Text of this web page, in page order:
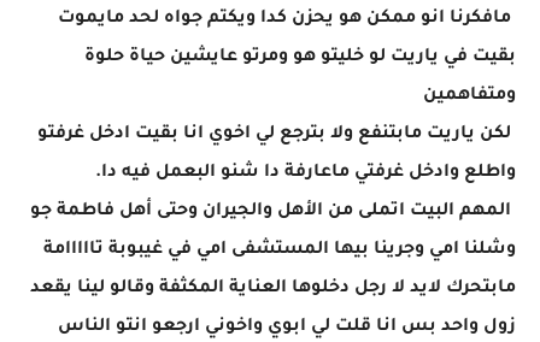
مافكرنا انو ممكن هو يحزن كدا ويكتم جواه لحد مايموت
بقيت في ياريت لو خليتو هو ومرتو عايشين حياة حلوة
ومتفاهمين
لكن ياريت مابتنفع ولا بترجع لي اخوي انا بقيت ادخل غرفتو
واطلع وادخل غرفتي ماعارفة دا شنو البعمل فيه دا.
المهم البيت اتملى من الأهل والجيران وحتى أهل فاطمة جو
وشلنا امي وجرينا بيها المستشفى امي في غيبوبة تااااامة
مابتحرك لايد لا رجل دخلوها العناية المكثفة وقالو لينا يقعد
زول واحد بس انا قلت لي ابوي واخوني ارجعو انتو الناس